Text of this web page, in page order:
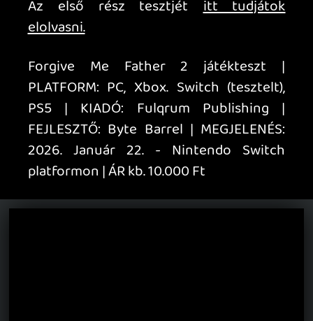
Steamen egy jó ideje könyvtáramban. Le
kellene töltenem. Teszt alapján egy-két